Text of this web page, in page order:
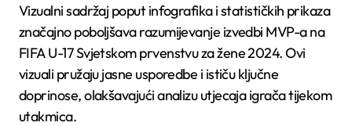
Vizualni sadržaj poput infografika i statističkih prikaza
značajno poboljšava razumijevanje izvedbi MVP-a na
FIFA U-17 Svjetskom prvenstvu za žene 2024. Ovi
vizuali pružaju jasne usporedbe i ističu ključne
doprinose, olakšavajući analizu utjecaja igrača tijekom
utakmica.